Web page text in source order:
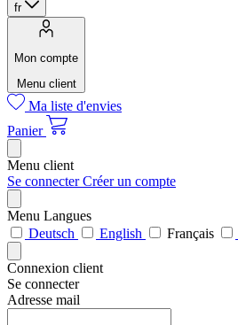
fr
Mon compte
Menu client
Ma liste d'envies
Panier
Menu client
Se connecterCréer un compte
Menu Langues
Deutsch
English Français
Connexion client
Se connecter
Adresse mail